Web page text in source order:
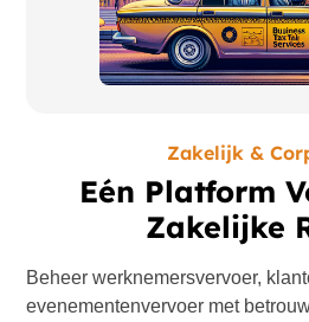
Zakelijk &
Eén Platform
Zakelijke
Beheer werknemersvervoer,
evenementenvervoer met